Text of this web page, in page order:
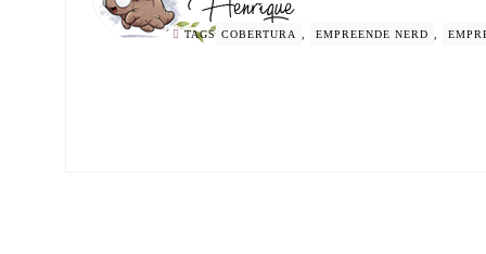
TAGS COBERTURA , EMPREENDE NERD ,